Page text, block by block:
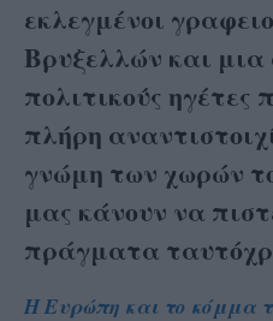
εκλεγμένοι
Βρυξελλών και μια
πολιτικούς ηγέτες
πλήρη
γνώμη των χωρών
μας κάνουν να
πράγματα
Η Ευρώπη και το κόμμα